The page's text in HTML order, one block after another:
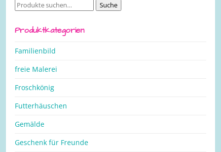
Suche
Suche
Produktkategorien
Familienbild
freie Malerei
Froschkönig
Futterhäuschen
Gemälde
Geschenk für Freunde